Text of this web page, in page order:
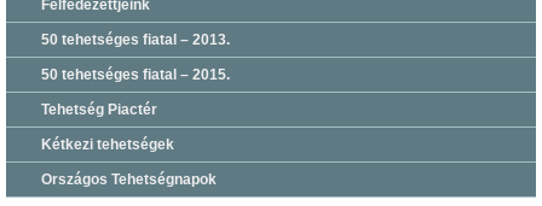
Felfedezettjeink
50 tehetséges fiatal – 2013.
50 tehetséges fiatal – 2015.
Tehetség Piactér
Kétkezi tehetségek
Országos Tehetségnapok